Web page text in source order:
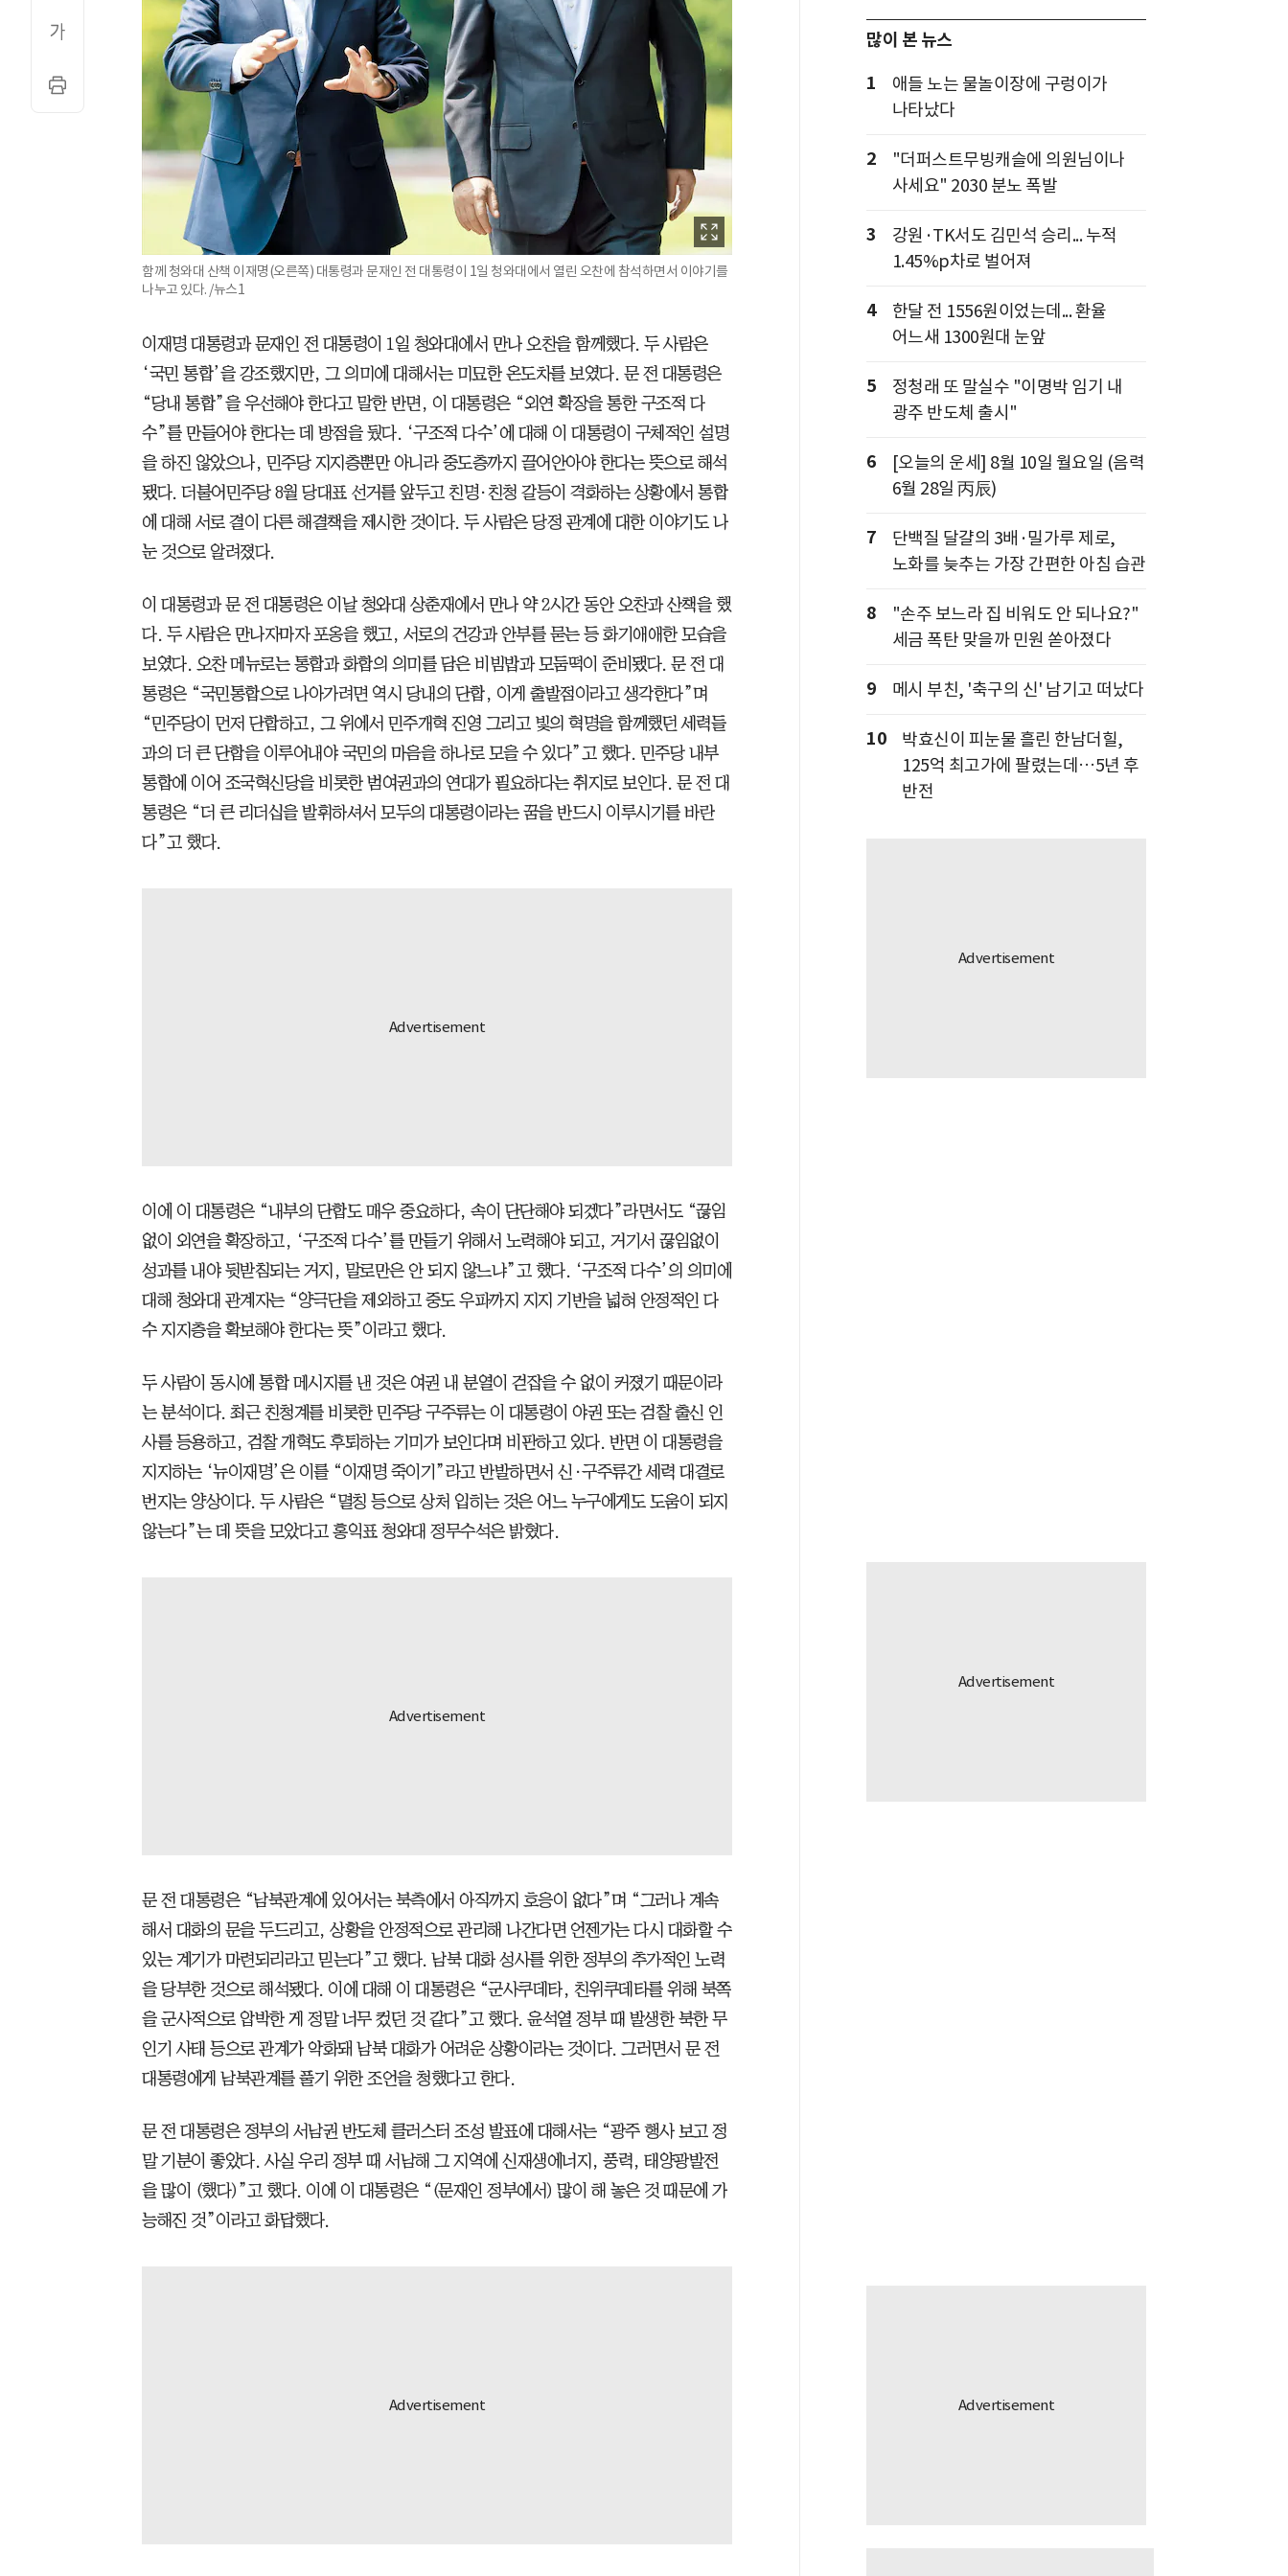
함께 청와대 산책 이재명(오른쪽) 대통령과 문재인 전 대통령이 1일 청와대에서 열린 오찬에 참석하면서 이야기를
나누고 있다. /뉴스1
이재명 대통령과 문재인 전 대통령이 1일 청와대에서 만나 오찬을 함께했다. 두 사람은
‘국민 통합’을 강조했지만, 그 의미에 대해서는 미묘한 온도차를 보였다. 문 전 대통령은
“당내 통합”을 우선해야 한다고 말한 반면, 이 대통령은 “외연 확장을 통한 구조적 다
수”를 만들어야 한다는 데 방점을 뒀다. ‘구조적 다수’에 대해 이 대통령이 구체적인 설명
을 하진 않았으나, 민주당 지지층뿐만 아니라 중도층까지 끌어안아야 한다는 뜻으로 해석
됐다. 더불어민주당 8월 당대표 선거를 앞두고 친명·친청 갈등이 격화하는 상황에서 통합
에 대해 서로 결이 다른 해결책을 제시한 것이다. 두 사람은 당정 관계에 대한 이야기도 나
눈 것으로 알려졌다.
이 대통령과 문 전 대통령은 이날 청와대 상춘재에서 만나 약 2시간 동안 오찬과 산책을 했
다. 두 사람은 만나자마자 포옹을 했고, 서로의 건강과 안부를 묻는 등 화기애애한 모습을
보였다. 오찬 메뉴로는 통합과 화합의 의미를 담은 비빔밥과 모둠떡이 준비됐다. 문 전 대
통령은 “국민통합으로 나아가려면 역시 당내의 단합, 이게 출발점이라고 생각한다”며
“민주당이 먼저 단합하고, 그 위에서 민주개혁 진영 그리고 빛의 혁명을 함께했던 세력들
과의 더 큰 단합을 이루어내야 국민의 마음을 하나로 모을 수 있다”고 했다. 민주당 내부
통합에 이어 조국혁신당을 비롯한 범여권과의 연대가 필요하다는 취지로 보인다. 문 전 대
통령은 “더 큰 리더십을 발휘하셔서 모두의 대통령이라는 꿈을 반드시 이루시기를 바란
다”고 했다.
이에 이 대통령은 “내부의 단합도 매우 중요하다, 속이 단단해야 되겠다”라면서도 “끊임
없이 외연을 확장하고, ‘구조적 다수’를 만들기 위해서 노력해야 되고, 거기서 끊임없이
성과를 내야 뒷받침되는 거지, 말로만은 안 되지 않느냐”고 했다. ‘구조적 다수’의 의미에
대해 청와대 관계자는 “양극단을 제외하고 중도 우파까지 지지 기반을 넓혀 안정적인 다
수 지지층을 확보해야 한다는 뜻”이라고 했다.
두 사람이 동시에 통합 메시지를 낸 것은 여권 내 분열이 걷잡을 수 없이 커졌기 때문이라
는 분석이다. 최근 친청계를 비롯한 민주당 구주류는 이 대통령이 야권 또는 검찰 출신 인
사를 등용하고, 검찰 개혁도 후퇴하는 기미가 보인다며 비판하고 있다. 반면 이 대통령을
지지하는 ‘뉴이재명’은 이를 “이재명 죽이기”라고 반발하면서 신·구주류간 세력 대결로
번지는 양상이다. 두 사람은 “멸칭 등으로 상처 입히는 것은 어느 누구에게도 도움이 되지
않는다”는 데 뜻을 모았다고 홍익표 청와대 정무수석은 밝혔다.
문 전 대통령은 “남북관계에 있어서는 북측에서 아직까지 호응이 없다”며 “그러나 계속
해서 대화의 문을 두드리고, 상황을 안정적으로 관리해 나간다면 언젠가는 다시 대화할 수
있는 계기가 마련되리라고 믿는다”고 했다. 남북 대화 성사를 위한 정부의 추가적인 노력
을 당부한 것으로 해석됐다. 이에 대해 이 대통령은 “군사쿠데타, 친위쿠데타를 위해 북쪽
을 군사적으로 압박한 게 정말 너무 컸던 것 같다”고 했다. 윤석열 정부 때 발생한 북한 무
인기 사태 등으로 관계가 악화돼 남북 대화가 어려운 상황이라는 것이다. 그러면서 문 전
대통령에게 남북관계를 풀기 위한 조언을 청했다고 한다.
문 전 대통령은 정부의 서남권 반도체 클러스터 조성 발표에 대해서는 “광주 행사 보고 정
말 기분이 좋았다. 사실 우리 정부 때 서남해 그 지역에 신재생에너지, 풍력, 태양광발전
을 많이 (했다)”고 했다. 이에 이 대통령은 “(문재인 정부에서) 많이 해 놓은 것 때문에 가
능해진 것”이라고 화답했다.
많이 본 뉴스
1
애들 노는 물놀이장에 구렁이가
나타났다
2
"더퍼스트무빙캐슬에 의원님이나
사세요" 2030 분노 폭발
3
강원·TK서도 김민석 승리... 누적
1.45%p차로 벌어져
4
한달 전 1556원이었는데... 환율
어느새 1300원대 눈앞
5
정청래 또 말실수 "이명박 임기 내
광주 반도체 출시"
6
[오늘의 운세] 8월 10일 월요일 (음력
6월 28일 丙辰)
7
단백질 달걀의 3배·밀가루 제로,
노화를 늦추는 가장 간편한 아침 습관
8
"손주 보느라 집 비워도 안 되나요?"
세금 폭탄 맞을까 민원 쏟아졌다
9 메시 부친, '축구의 신' 남기고 떠났다
10
박효신이 피눈물 흘린 한남더힐,
125억 최고가에 팔렸는데…5년 후
반전